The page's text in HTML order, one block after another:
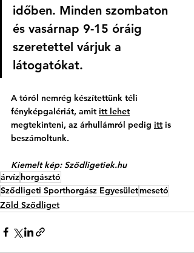
időben. Minden szombaton
és vasárnap 9-15 óráig
szeretettel várjuk a
látogatókat.
A tóról nemrég készítettünk téli
fényképgalériát, amit itt lehet
megtekinteni, az árhullámról pedig itt is
beszámoltunk.
Kiemelt kép: Sződligetiek.hu
árvízhorgásztó
Sződligeti Sporthorgász Egyesületmesetó
Zöld Sződliget